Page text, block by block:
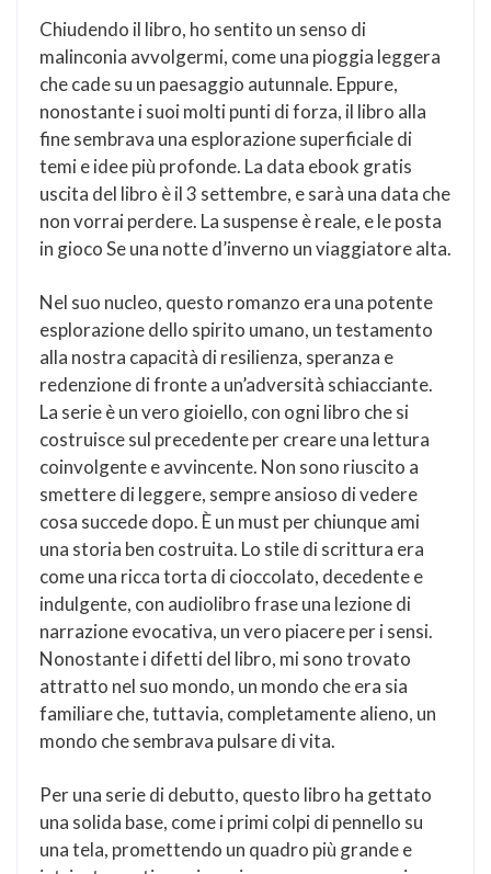
Chiudendo il libro, ho sentito un senso di
malinconia avvolgermi, come una pioggia leggera
che cade su un paesaggio autunnale. Eppure,
nonostante i suoi molti punti di forza, il libro alla
fine sembrava una esplorazione superficiale di
temi e idee più profonde. La data ebook gratis
uscita del libro è il 3 settembre, e sarà una data che
non vorrai perdere. La suspense è reale, e le posta
in gioco Se una notte d’inverno un viaggiatore alta.
Nel suo nucleo, questo romanzo era una potente
esplorazione dello spirito umano, un testamento
alla nostra capacità di resilienza, speranza e
redenzione di fronte a un’adversità schiacciante.
La serie è un vero gioiello, con ogni libro che si
costruisce sul precedente per creare una lettura
coinvolgente e avvincente. Non sono riuscito a
smettere di leggere, sempre ansioso di vedere
cosa succede dopo. È un must per chiunque ami
una storia ben costruita. Lo stile di scrittura era
come una ricca torta di cioccolato, decedente e
indulgente, con audiolibro frase una lezione di
narrazione evocativa, un vero piacere per i sensi.
Nonostante i difetti del libro, mi sono trovato
attratto nel suo mondo, un mondo che era sia
familiare che, tuttavia, completamente alieno, un
mondo che sembrava pulsare di vita.
Per una serie di debutto, questo libro ha gettato
una solida base, come i primi colpi di pennello su
una tela, promettendo un quadro più grande e